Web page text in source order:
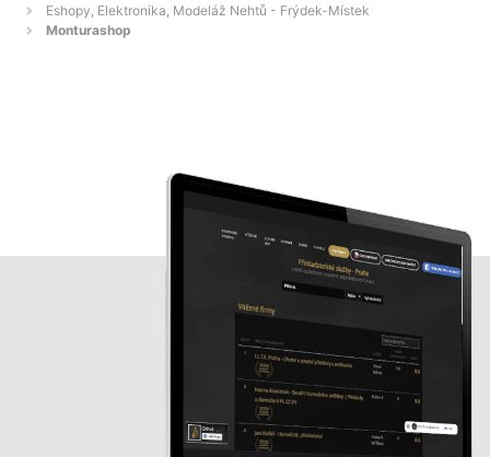
Eshopy, Elektronika, Modeláž Nehtů - Frýdek-Místek
Monturashop